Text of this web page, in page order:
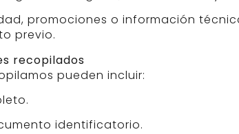
promociones o información
previo.
recopilados
pueden incluir:
identificatorio.